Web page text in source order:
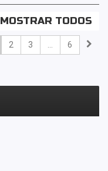
MOSTRAR TODOS
2 3 ... 6